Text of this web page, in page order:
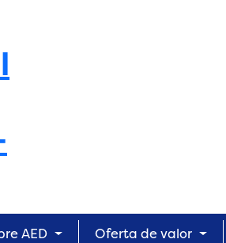
AED Oferta de valor